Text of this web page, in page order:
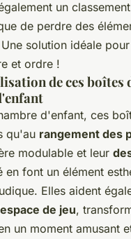
un
de perdre des
solution idéale
et ordre !
de ces boîtes
d'enfant, ces
qu'au rangement des
modulable et leur
en font un élément
Elles aident
de jeu,
un moment amusant